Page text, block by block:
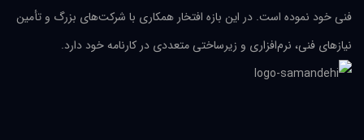
فنی خود نموده است. در این بازه افتخار همکاری با شرکت‌های بزرگ و تأمین
نیازهای فنی، نرم‌افزاری و زیرساختی متعددی در کارنامه خود دارد.